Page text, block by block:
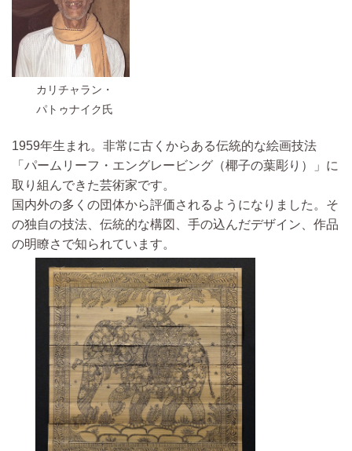
カリチャラン・
パトゥナイク氏
1959年生まれ。非常に古くからある伝統的な絵画技法
「パームリーフ・エングレービング（椰子の葉彫り）」に
取り組んできた芸術家です。
国内外の多くの団体から評価されるようになりました。そ
の独自の技法、伝統的な構図、手の込んだデザイン、作品
の明瞭さで知られています。